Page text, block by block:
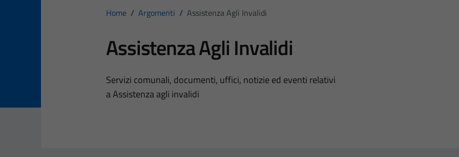
Home / Argomenti / Assistenza Agli Invalidi
Assistenza Agli Invalidi
Dettagli dell'argomento
Servizi comunali, documenti, uffici, notizie ed eventi relativi
a Assistenza agli invalidi